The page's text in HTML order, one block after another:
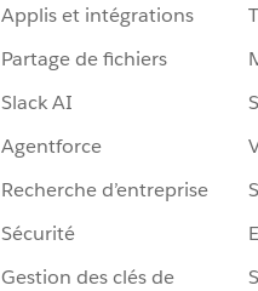
Applis et intégrations
Partage de fichiers
Slack AI
Agentforce
Recherche d’entreprise
Sécurité
Gestion des clés de